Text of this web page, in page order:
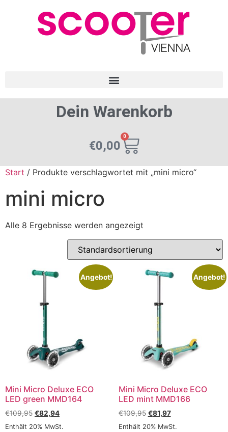
Dein Warenkorb
€0,00
0
Start / Produkte verschlagwortet mit „mini micro“
mini micro
Alle 8 Ergebnisse werden angezeigt
Angebot!
Mini Micro Deluxe ECO
LED green MMD164
€109,95 €82,94
Enthält 20% MwSt.
Angebot!
Mini Micro Deluxe ECO
LED mint MMD166
€109,95 €81,97
Enthält 20% MwSt.